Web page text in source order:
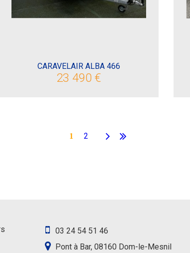
CARAVELAIR ALBA 466
23 490 €
1 2
03 24 54 51 46
Pont à Bar, 08160 Dom-le-Mesnil